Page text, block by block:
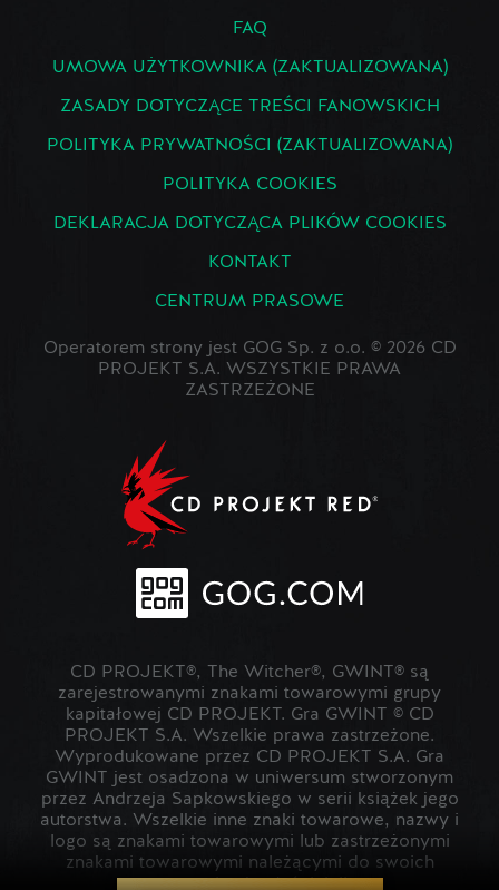
FAQ
UMOWA UŻYTKOWNIKA (ZAKTUALIZOWANA)
ZASADY DOTYCZĄCE TREŚCI FANOWSKICH
POLITYKA PRYWATNOŚCI (ZAKTUALIZOWANA)
POLITYKA COOKIES
DEKLARACJA DOTYCZĄCA PLIKÓW COOKIES
KONTAKT
CENTRUM PRASOWE
Operatorem strony jest GOG Sp. z o.o. © 2026 CD
PROJEKT S.A. WSZYSTKIE PRAWA
ZASTRZEŻONE
CD PROJEKT®, The Witcher®, GWINT® są
zarejestrowanymi znakami towarowymi grupy
kapitałowej CD PROJEKT. Gra GWINT © CD
PROJEKT S.A. Wszelkie prawa zastrzeżone.
Wyprodukowane przez CD PROJEKT S.A. Gra
GWINT jest osadzona w uniwersum stworzonym
przez Andrzeja Sapkowskiego w serii książek jego
autorstwa. Wszelkie inne znaki towarowe, nazwy i
logo są znakami towarowymi lub zastrzeżonymi
znakami towarowymi należącymi do swoich
prawowitych właścicieli.